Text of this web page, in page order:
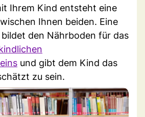
Ihrem Kind entsteht eine
Ihnen beiden. Eine
den Nährboden für das
und gibt dem Kind das
zu sein.